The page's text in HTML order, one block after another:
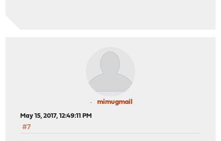
mimugmail
May 15, 2017, 12:49:11 PM
#7